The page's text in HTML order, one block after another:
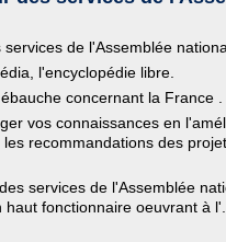
de l'Assemblée
l'encyclopédie libre.
concernant la France .
vos connaissances en
recommandations des
services de l'Assemblée
fonctionnaire oeuvrant à l'...